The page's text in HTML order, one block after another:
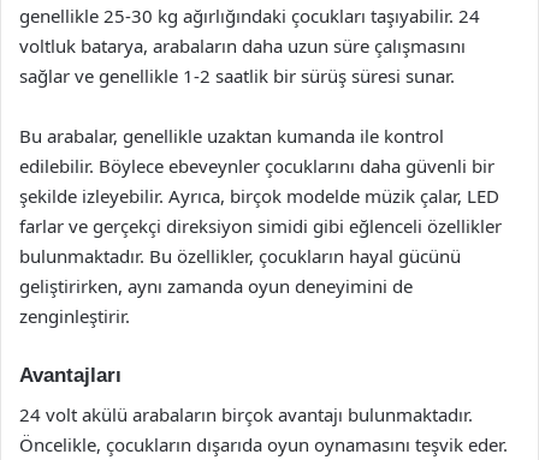
genellikle 25-30 kg ağırlığındaki çocukları taşıyabilir. 24
voltluk batarya, arabaların daha uzun süre çalışmasını
sağlar ve genellikle 1-2 saatlik bir sürüş süresi sunar.
Bu arabalar, genellikle uzaktan kumanda ile kontrol
edilebilir. Böylece ebeveynler çocuklarını daha güvenli bir
şekilde izleyebilir. Ayrıca, birçok modelde müzik çalar, LED
farlar ve gerçekçi direksiyon simidi gibi eğlenceli özellikler
bulunmaktadır. Bu özellikler, çocukların hayal gücünü
geliştirirken, aynı zamanda oyun deneyimini de
zenginleştirir.
Avantajları
24 volt akülü arabaların birçok avantajı bulunmaktadır.
Öncelikle, çocukların dışarıda oyun oynamasını teşvik eder.